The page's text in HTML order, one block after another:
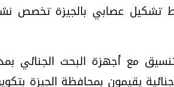
تشكيل عصابي بالجيزة تخصص
مع أجهزة البحث الجنائي
معلومات جنائية يقيمون بمحافظة الجيزة
السبت، 01 اغسطس 2026 10:25 ص
واعدة